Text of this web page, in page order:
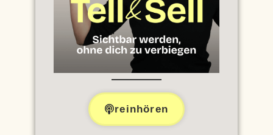
reinhören